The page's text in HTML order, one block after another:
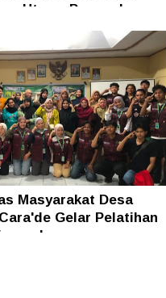
Utama Penegakan
Masyarakat Desa
Gelar Pelatihan